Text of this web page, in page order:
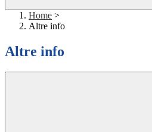
Home >
Altre info
Altre info